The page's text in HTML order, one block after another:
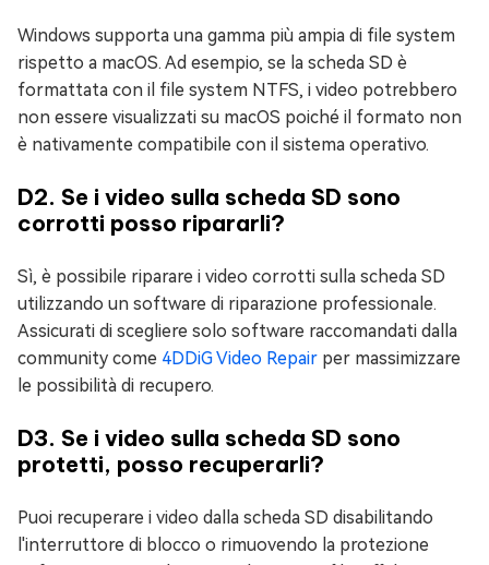
Windows supporta una gamma più ampia di file system
rispetto a macOS. Ad esempio, se la scheda SD è
formattata con il file system NTFS, i video potrebbero
non essere visualizzati su macOS poiché il formato non
è nativamente compatibile con il sistema operativo.
D2. Se i video sulla scheda SD sono
corrotti posso ripararli?
Sì, è possibile riparare i video corrotti sulla scheda SD
utilizzando un software di riparazione professionale.
Assicurati di scegliere solo software raccomandati dalla
community come 4DDiG Video Repair per massimizzare
le possibilità di recupero.
D3. Se i video sulla scheda SD sono
protetti, posso recuperarli?
Puoi recuperare i video dalla scheda SD disabilitando
l'interruttore di blocco o rimuovendo la protezione